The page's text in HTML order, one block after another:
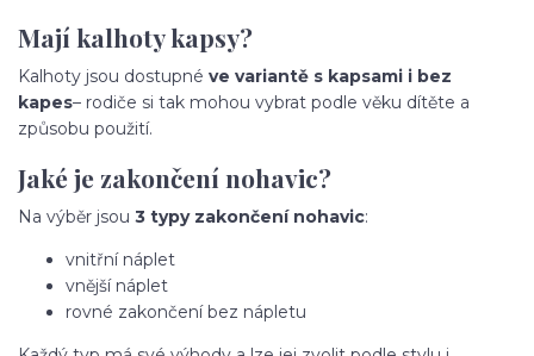
Mají kalhoty kapsy?
Kalhoty jsou dostupné ve variantě s kapsami i bez
kapes– rodiče si tak mohou vybrat podle věku dítěte a
způsobu použití.
Jaké je zakončení nohavic?
Na výběr jsou 3 typy zakončení nohavic:
vnitřní náplet
vnější náplet
rovné zakončení bez nápletu